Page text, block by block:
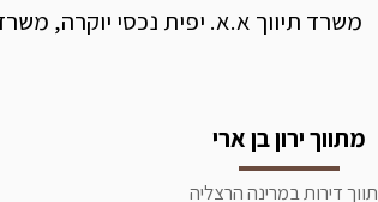
משרד תיווך א.א. יפית נכסי יוקרה,
מתווך ירון בן ארי
דירות במרינה הרצליה